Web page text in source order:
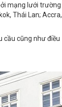
mạng lưới trường
Thái Lan; Accra,
cầu cũng như điều